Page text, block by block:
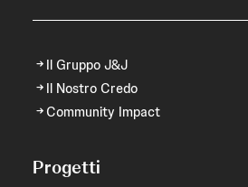
Il Gruppo J&J
Il Nostro Credo
Community Impact
Progetti